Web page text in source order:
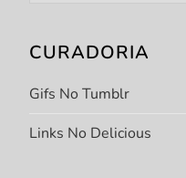
CURADORIA
Gifs No Tumblr
Links No Delicious